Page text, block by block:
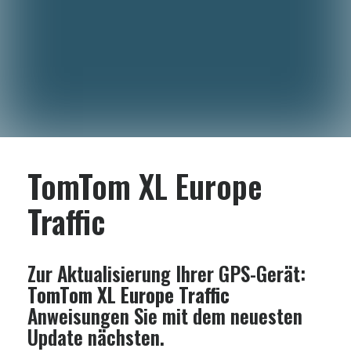
TomTom XL Europe
Traffic
Zur Aktualisierung Ihrer GPS-Gerät:
TomTom XL Europe Traffic
Anweisungen Sie mit dem neuesten
Update nächsten.